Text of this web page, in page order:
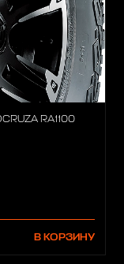
RA1100
В КОРЗИНУ